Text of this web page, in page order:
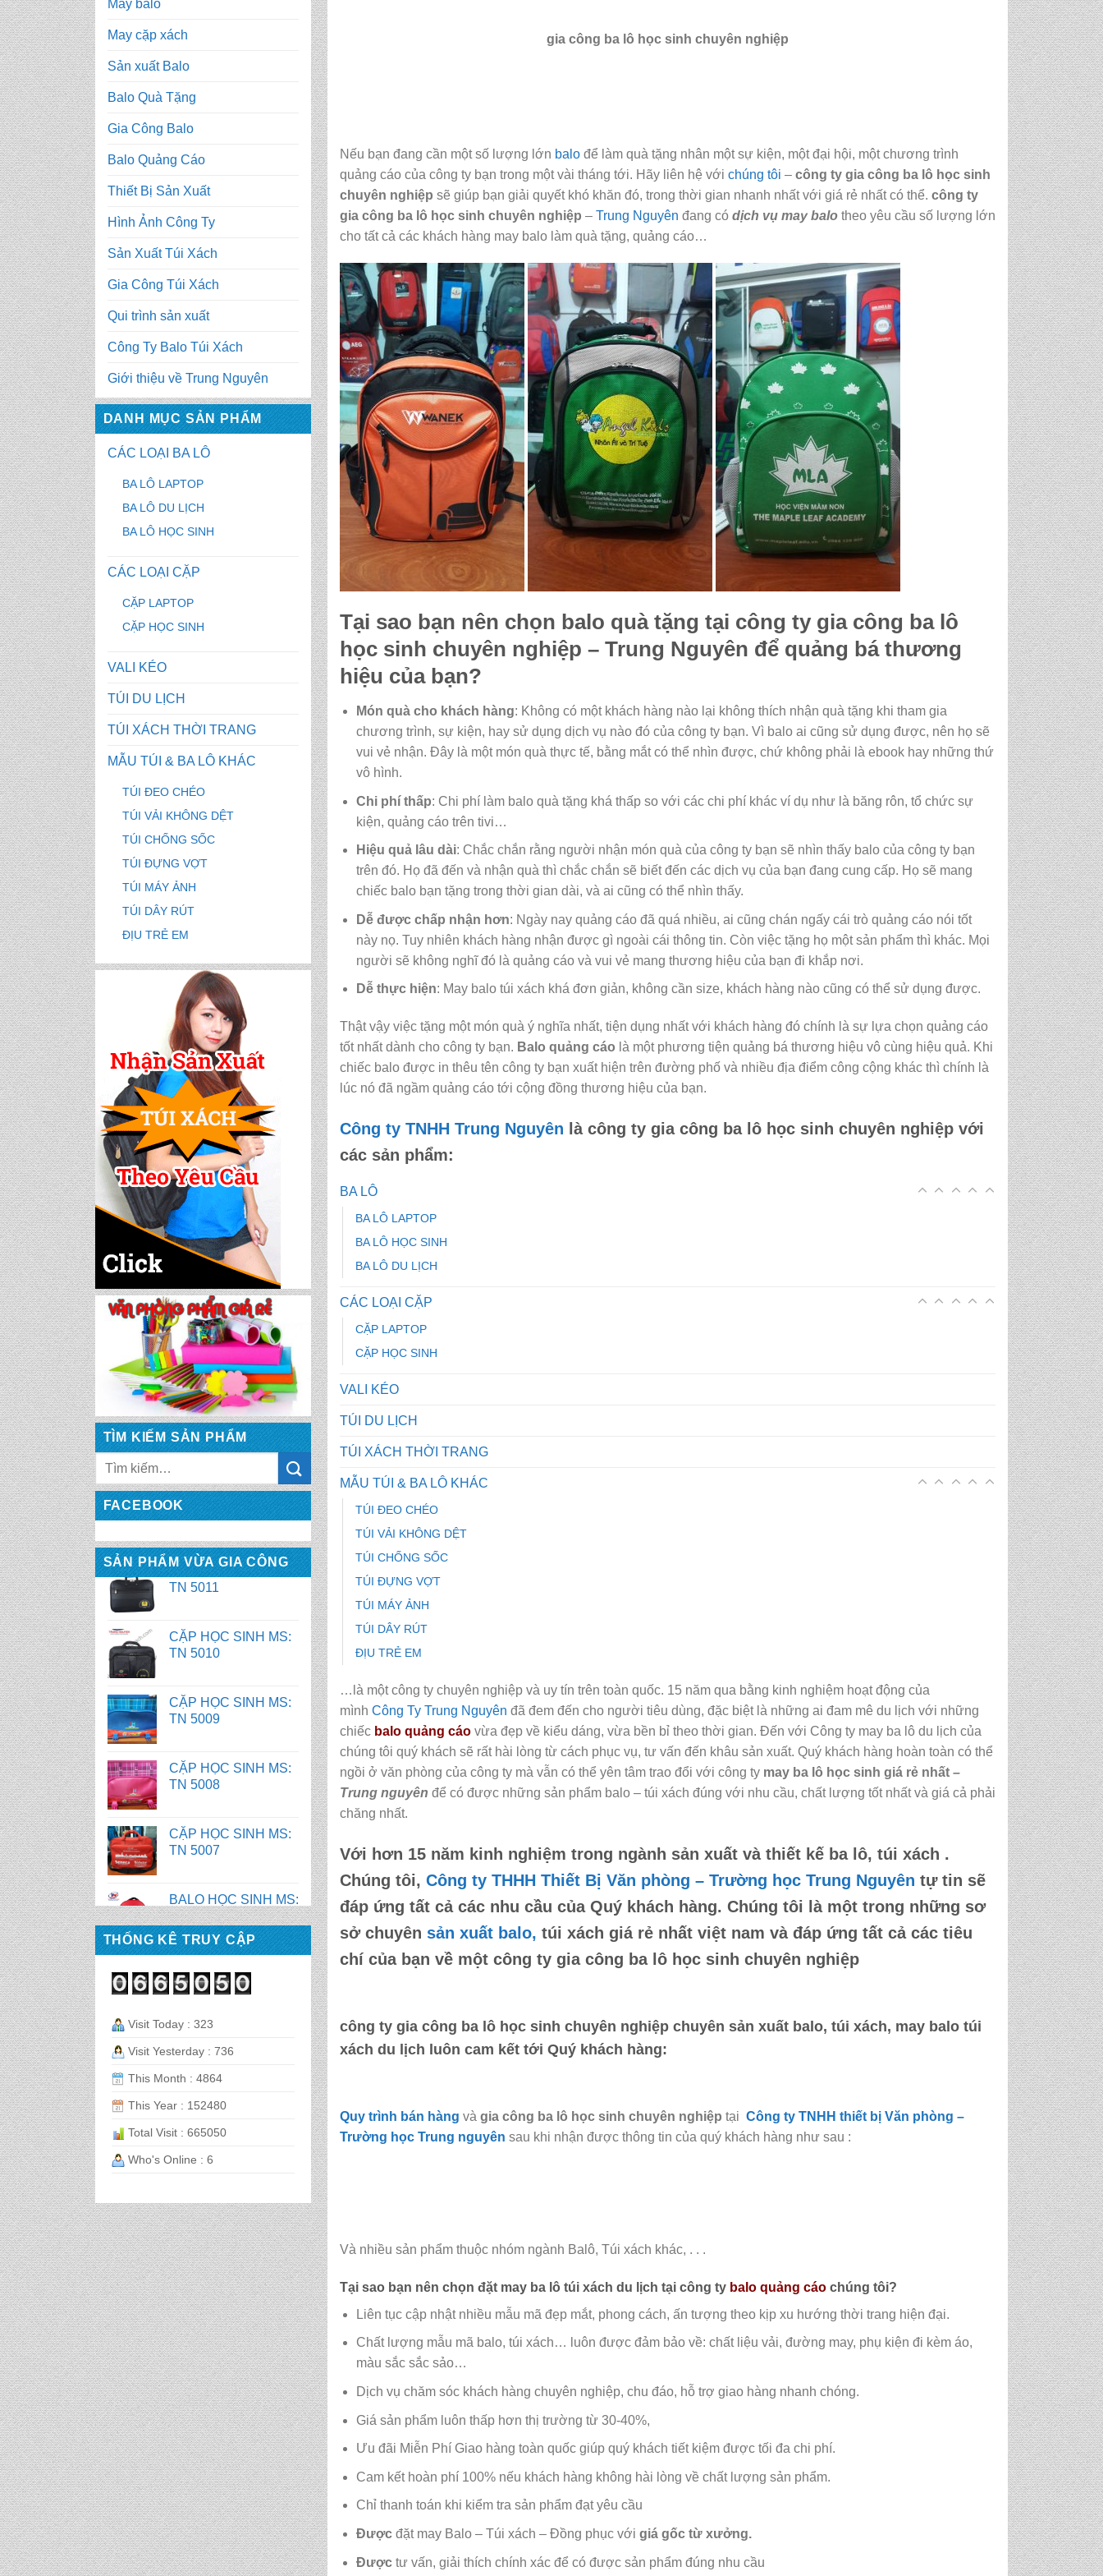
May balo
May cặp xách
Sản xuất Balo
Balo Quà Tặng
Gia Công Balo
Balo Quảng Cáo
Thiết Bị Sản Xuất
Hình Ảnh Công Ty
Sản Xuất Túi Xách
Gia Công Túi Xách
Qui trình sản xuất
Công Ty Balo Túi Xách
Giới thiệu về Trung Nguyên
DANH MỤC SẢN PHẨM
CÁC LOẠI BA LÔ
BA LÔ LAPTOP
BA LÔ DU LỊCH
BA LÔ HỌC SINH
CÁC LOẠI CẶP
CẶP LAPTOP
CẶP HỌC SINH
VALI KÉO
TÚI DU LỊCH
TÚI XÁCH THỜI TRANG
MẪU TÚI & BA LÔ KHÁC
TÚI ĐEO CHÉO
TÚI VẢI KHÔNG DỆT
TÚI CHỐNG SỐC
TÚI ĐỰNG VỢT
TÚI MÁY ẢNH
TÚI DÂY RÚT
ĐỊU TRẺ EM
TÌM KIẾM SẢN PHẨM
FACEBOOK
SẢN PHẨM VỪA GIA CÔNG
CẶP HỌC SINH MS:
TN 5016
CẶP HỌC SINH MS:
TN 5015
CẶP HỌC SINH MS:
TN 5014
CẶP HỌC SINH MS:
TN 5013
CẶP HỌC SINH MS:
TN 5012
CẶP HỌC SINH MS:
TN 5011
CẶP HỌC SINH MS:
TN 5010
CẶP HỌC SINH MS:
TN 5009
CẶP HỌC SINH MS:
TN 5008
CẶP HỌC SINH MS:
TN 5007
BALO HỌC SINH MS:
TN 2058
BALO HỌC SINH MS:
TN 2056
BALO HỌC SINH MS:
TN 2070
BALO HỌC SINH MS:
TN 2068
CẶP HỌC SINH MS:
CẶP HỌC SINH MS:
TN 5015
CẶP HỌC SINH MS:
TN 5014
CẶP HỌC SINH MS:
TN 5013
CẶP HỌC SINH MS:
TN 5012
THỐNG KÊ TRUY CẬP
Visit Today : 323
Visit Yesterday : 736
This Month : 4864
This Year : 152480
Total Visit : 665050
Who's Online : 6
gia công ba lô học sinh chuyên nghiệp
Nếu bạn đang cần một số lượng lớn balođể làm quà tặng nhân một sự kiện, một đại hội, một chương trình
quảng cáo của công ty bạn trong một vài tháng tới. Hãy liên hệ với chúng tôi – công ty gia công ba lô học sinh
chuyên nghiệp sẽ giúp bạn giải quyết khó khăn đó, trong thời gian nhanh nhất với giá rẻ nhất có thể. công ty
gia công ba lô học sinh chuyên nghiệp – Trung Nguyên đang có dịch vụ may balotheo yêu cầu số lượng lớn
cho tất cả các khách hàng may balo làm quà tặng, quảng cáo…
Tại sao bạn nên chọn balo quà tặng tại công ty gia công ba lô
học sinh chuyên nghiệp – Trung Nguyên để quảng bá thương
hiệu của bạn?
Món quà cho khách hàng: Không có một khách hàng nào lại không thích nhận quà tặng khi tham gia
chương trình, sự kiện, hay sử dụng dịch vụ nào đó của công ty bạn. Vì balo ai cũng sử dụng được, nên họ sẽ
vui vẻ nhận. Đây là một món quà thực tế, bằng mắt có thể nhìn được, chứ không phải là ebook hay những thứ
vô hình.
Chi phí thấp: Chi phí làm balo quà tặng khá thấp so với các chi phí khác ví dụ như là băng rôn, tổ chức sự
kiện, quảng cáo trên tivi…
Hiệu quả lâu dài: Chắc chắn rằng người nhận món quà của công ty bạn sẽ nhìn thấy balo của công ty bạn
trên đó. Họ đã đến và nhận quà thì chắc chắn sẽ biết đến các dịch vụ của bạn đang cung cấp. Họ sẽ mang
chiếc balo bạn tặng trong thời gian dài, và ai cũng có thể nhìn thấy.
Dễ được chấp nhận hơn: Ngày nay quảng cáo đã quá nhiều, ai cũng chán ngấy cái trò quảng cáo nói tốt
này nọ. Tuy nhiên khách hàng nhận được gì ngoài cái thông tin. Còn việc tặng họ một sản phẩm thì khác. Mọi
người sẽ không nghĩ đó là quảng cáo và vui vẻ mang thương hiệu của bạn đi khắp nơi.
Dễ thực hiện: May balo túi xách khá đơn giản, không cần size, khách hàng nào cũng có thể sử dụng được.
Thật vậy việc tặng một món quà ý nghĩa nhất, tiện dụng nhất với khách hàng đó chính là sự lựa chọn quảng cáo
tốt nhất dành cho công ty bạn. Balo quảng cáo là một phương tiện quảng bá thương hiệu vô cùng hiệu quả. Khi
chiếc balo được in thêu tên công ty bạn xuất hiện trên đường phố và nhiều địa điểm công cộng khác thì chính là
lúc nó đã ngầm quảng cáo tới cộng đồng thương hiệu của bạn.
Công ty TNHH Trung Nguyên là công ty gia công ba lô học sinh chuyên nghiệpvới
các sản phẩm:
BA LÔ
BA LÔ LAPTOP
BA LÔ HỌC SINH
BA LÔ DU LỊCH
CÁC LOẠI CẶP
CẶP LAPTOP
CẶP HỌC SINH
VALI KÉO
TÚI DU LỊCH
TÚI XÁCH THỜI TRANG
MẪU TÚI & BA LÔ KHÁC
TÚI ĐEO CHÉO
TÚI VẢI KHÔNG DỆT
TÚI CHỐNG SỐC
TÚI ĐỰNG VỢT
TÚI MÁY ẢNH
TÚI DÂY RÚT
ĐỊU TRẺ EM
…là một công ty chuyên nghiệp và uy tín trên toàn quốc. 15 năm qua bằng kinh nghiệm hoạt động của
mình Công Ty Trung Nguyên đã đem đến cho người tiêu dùng, đặc biệt là những ai đam mê du lịch với những
chiếc balo quảng cáovừa đẹp về kiểu dáng, vừa bền bỉ theo thời gian. Đến với Công ty may ba lô du lịch của
chúng tôi quý khách sẽ rất hài lòng từ cách phục vụ, tư vấn đến khâu sản xuất. Quý khách hàng hoàn toàn có thể
ngồi ở văn phòng của công ty mà vẫn có thể yên tâm trao đổi với công ty may ba lô học sinh giá rẻ nhất–
Trung nguyên để có được những sản phẩm balo – túi xách đúng với nhu cầu, chất lượng tốt nhất và giá cả phải
chăng nhất.
Với hơn 15 năm kinh nghiệm trong ngành sản xuất và thiết kế ba lô, túi xách .
Chúng tôi, Công ty THHH Thiết Bị Văn phòng – Trường học Trung Nguyên tự tin sẽ
đáp ứng tất cả các nhu cầu của Quý khách hàng. Chúng tôi là một trong những sơ
sở chuyên sản xuất balo, túi xách giá rẻ nhất việt nam và đáp ứng tất cả các tiêu
chí của bạn về một công ty gia công ba lô học sinh chuyên nghiệp
công ty gia công ba lô học sinh chuyên nghiệpchuyên sản xuất balo, túi xách, may balo túi
xách du lịch luôn cam kết tới Quý khách hàng:
Quy trình bán hàng và gia công ba lô học sinh chuyên nghiệp tại Công ty TNHH thiết bị Văn phòng –
Trường học Trung nguyên sau khi nhận được thông tin của quý khách hàng như sau :
Và nhiều sản phẩm thuộc nhóm ngành Balô, Túi xách khác, . . .
Tại sao bạn nên chọn đặt may ba lô túi xách du lịch tại công ty balo quảng cáo chúng tôi?
Liên tục cập nhật nhiều mẫu mã đẹp mắt, phong cách, ấn tượng theo kịp xu hướng thời trang hiện đại.
Chất lượng mẫu mã balo, túi xách…
luôn được đảm bảo về: chất liệu vải, đường may, phụ kiện đi kèm áo,
màu sắc sắc sảo…
Dịch vụ chăm sóc khách hàng chuyên nghiệp, chu đáo, hỗ trợ giao hàng nhanh chóng.
Giá sản phẩm luôn thấp hơn thị trường từ 30-40%,
Ưu đãi Miễn Phí Giao hàng toàn quốc giúp quý khách tiết kiệm được tối đa chi phí.
Cam kết hoàn phí 100% nếu khách hàng không hài lòng về chất lượng sản phẩm.
Chỉ thanh toán khi kiểm tra sản phẩm đạt yêu cầu
Được đặt may Balo – Túi xách – Đồng phục vớigiá gốc từ xưởng.
Đượctư vấn, giải thích chính xác để có được sản phẩm đúng nhu cầu